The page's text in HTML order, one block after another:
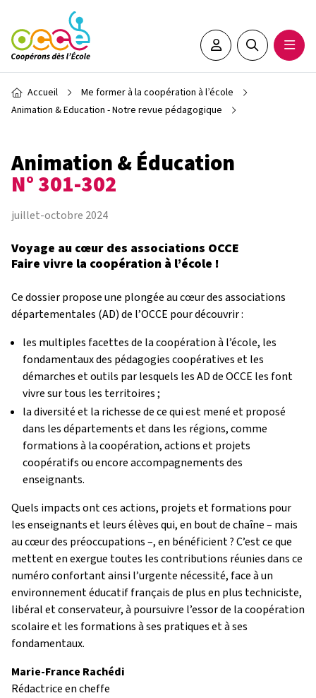
Aller au contenu principal
Espace adhérent•e
Rechercher
Fil d'Ariane
Accueil
Me former à la coopération à l’école
Animation & Education - Notre revue pédagogique
Animation & Éducation
N° 301-302
juillet-octobre 2024
Voyage au cœur des associations OCCE
Faire vivre la coopération à l’école !
Ce dossier propose une plongée au cœur des associations
départementales (AD) de l’OCCE pour découvrir :
les multiples facettes de la coopération à l’école, les
fondamentaux des pédagogies coopératives et les
démarches et outils par lesquels les AD de OCCE les font
vivre sur tous les territoires ;
la diversité et la richesse de ce qui est mené et proposé
dans les départements et dans les régions, comme
formations à la coopération, actions et projets
coopératifs ou encore accompagnements des
enseignants.
Quels impacts ont ces actions, projets et formations pour
les enseignants et leurs élèves qui, en bout de chaîne – mais
au cœur des préoccupations –, en bénéficient ? C’est ce que
mettent en exergue toutes les contributions réunies dans ce
numéro confortant ainsi l’urgente nécessité, face à un
environnement éducatif français de plus en plus techniciste,
libéral et conservateur, à poursuivre l’essor de la coopération
scolaire et les formations à ses pratiques et à ses
fondamentaux.
Marie-France Rachédi
Rédactrice en cheffe